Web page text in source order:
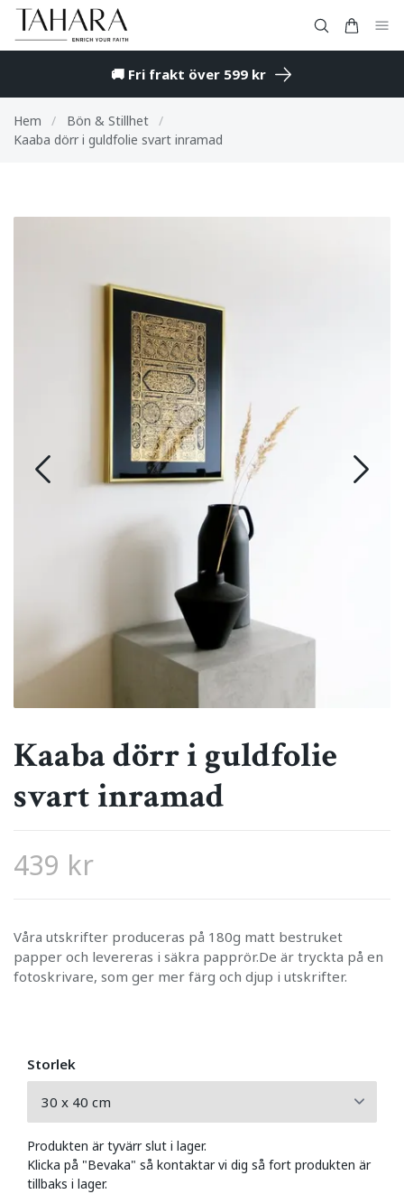
🚚 Fri frakt över 599 kr
Hem / Bön & Stillhet
/
Kaaba dörr i guldfolie svart inramad
Kaaba dörr i guldfolie
svart inramad
439 kr
Våra utskrifter produceras på 180g matt bestruket
papper och levereras i säkra papprör.De är tryckta på en
fotoskrivare, som ger mer färg och djup i utskrifter.
Storlek
Produkten är tyvärr slut i lager.
Klicka på "Bevaka" så kontaktar vi dig så fort produkten är
tillbaks i lager.